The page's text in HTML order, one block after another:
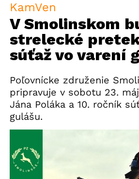
KamVen
V Smolinskom
strelecké
súťaž vo varení
Poľovnícke združenie
pripravuje v sobotu 23.
Jána Poláka a 10. ročník
gulášu.